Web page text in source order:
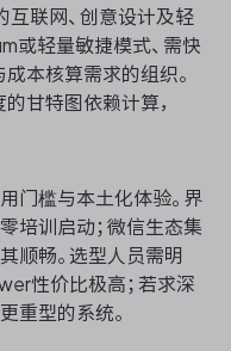
互联网、创意设计及轻
或轻量敏捷模式、需快
本核算需求的组织。
甘特图依赖计算，
门槛与本土化体验。界
培训启动；微信生态集
顺畅。选型人员需明
性价比极高；若求深
重型的系统。